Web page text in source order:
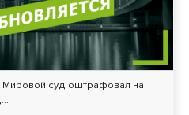
Мировой суд оштрафовал на